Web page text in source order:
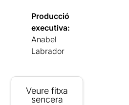
Producció
executiva:
Anabel
Labrador
Veure fitxa
sencera